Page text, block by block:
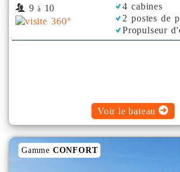
9 à 10
4 cabines
2 postes de
Propulseur
Voir le bateau
Gamme CONFORT